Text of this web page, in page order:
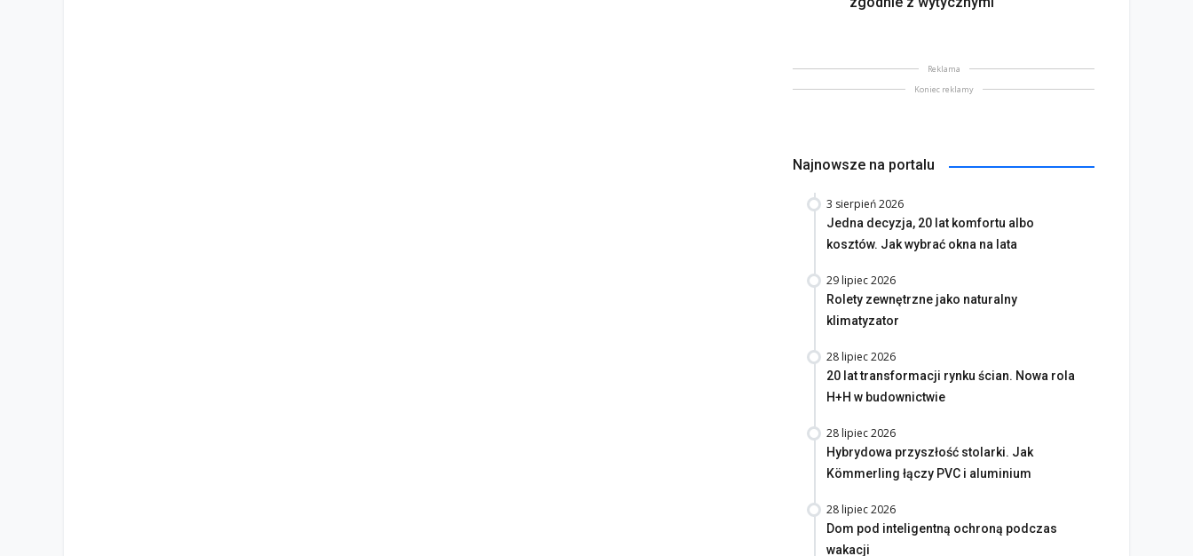
Reklama
Koniec reklamy
Najnowsze na portalu
3 sierpień 2026
Jedna decyzja, 20 lat komfortu albo
kosztów. Jak wybrać okna na lata
29 lipiec 2026
Rolety zewnętrzne jako naturalny
klimatyzator
28 lipiec 2026
20 lat transformacji rynku ścian. Nowa rola
H+H w budownictwie
28 lipiec 2026
Hybrydowa przyszłość stolarki. Jak
Kömmerling łączy PVC i aluminium
28 lipiec 2026
Dom pod inteligentną ochroną podczas
wakacji